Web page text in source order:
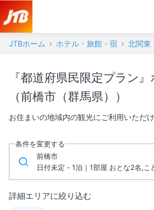
JTBホーム ホテル・旅館・宿 北関東
『都道府県民限定プラン
（前橋市（群馬県））
お住まいの地域内の観光にご利用いただ
条件を変更する
前橋市
日付未定 - 1泊｜1部屋 おとな2名,こ
詳細エリアに絞り込む